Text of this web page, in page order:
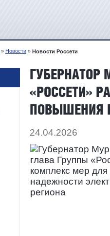
» Новости » Новости Россети
ГУБЕРНАТОР
«РОССЕТИ»
ПОВЫШЕНИЯ
24.04.2026